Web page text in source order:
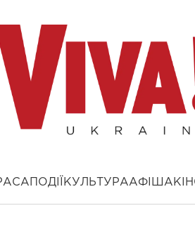
ПОДІЇ КУЛЬТУРААФІША